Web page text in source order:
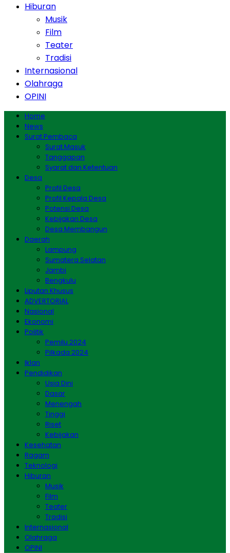
Hiburan
Musik
Film
Teater
Tradisi
Internasional
Olahraga
OPINI
Home
News
Surat Pembaca
Surat Masuk
Tanggapan
Syarat dan Ketentuan
Desa
Profil Desa
Profil Kepala Desa
Potensi Desa
Kebijakan Desa
Desa Membangun
Daerah
Lampung
Sumatera Selatan
Jambi
Bengkulu
Liputan Khusus
ADVERTORIAL
Nasional
Ekonomi
Politik
Pemilu 2024
Pilkada 2024
Iklan
Pendidikan
Usia Dini
Dasar
Menengah
Tinggi
Riset
Kebijakan
Kesehatan
Ragam
Teknologi
Hiburan
Musik
Film
Teater
Tradisi
Internasional
Olahraga
OPINI